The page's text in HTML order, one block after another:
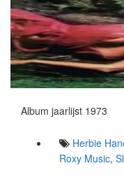
Album jaarlijst 1973
Herbie
Roxy Music,